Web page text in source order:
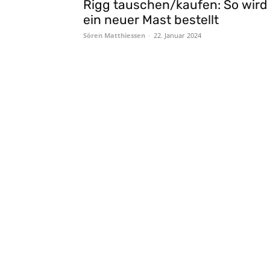
Rigg tauschen/kaufen: So wird
ein neuer Mast bestellt
Sören Matthiessen - 22. Januar 2024